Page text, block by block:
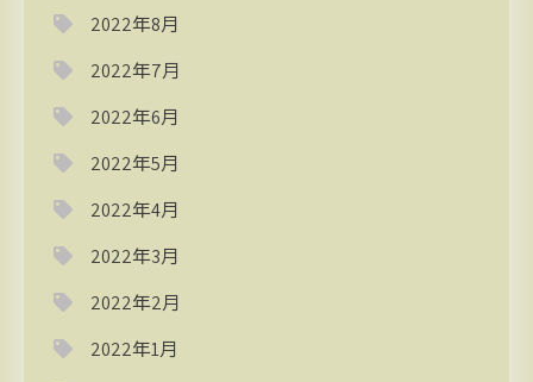
2022年8月
2022年7月
2022年6月
2022年5月
2022年4月
2022年3月
2022年2月
2022年1月